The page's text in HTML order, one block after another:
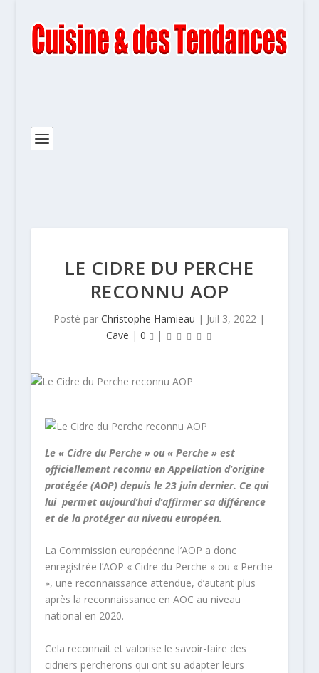
LE CIDRE DU PERCHE
RECONNU AOP
Posté parChristophe Hamieau | Juil 3, 2022 |
Cave |0 |
Le « Cidre du Perche » ou « Perche » est
officiellement reconnu en Appellation d’origine
protégée (AOP) depuis le 23 juin dernier. Ce qui
lui permet aujourd’hui d’affirmer sa différence
et de la protéger au niveau européen.
La Commission européenne l’AOP a donc
enregistrée l’AOP « Cidre du Perche » ou « Perche
», une reconnaissance attendue, d’autant plus
après la reconnaissance en AOC au niveau
national en 2020.
Cela reconnait et valorise le savoir-faire des
cidriers percherons qui ont su adapter leurs